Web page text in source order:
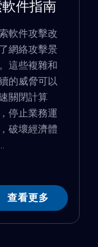
軟件指南
軟件攻擊改
網絡攻擊景
這些複雜和
的威脅可以
關閉計算
停止業務運
破壞經濟體
查看更多